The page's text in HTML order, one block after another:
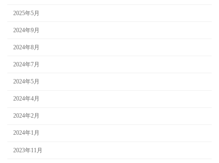
2025年5月
2024年9月
2024年8月
2024年7月
2024年5月
2024年4月
2024年2月
2024年1月
2023年11月